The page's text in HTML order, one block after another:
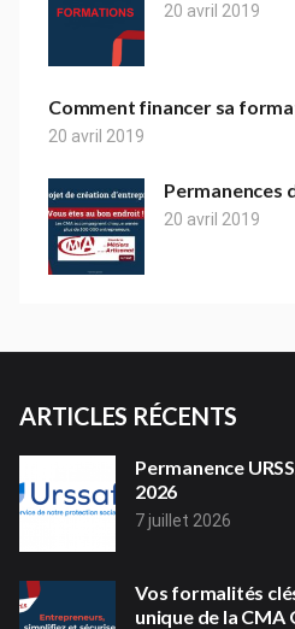
20 avril 2019
Comment financer sa
20 avril 2019
Permanences
20 avril 2019
ARTICLES RÉCENTS
Permanence
2026
7 juillet 2026
Vos formalités
unique de la CMA